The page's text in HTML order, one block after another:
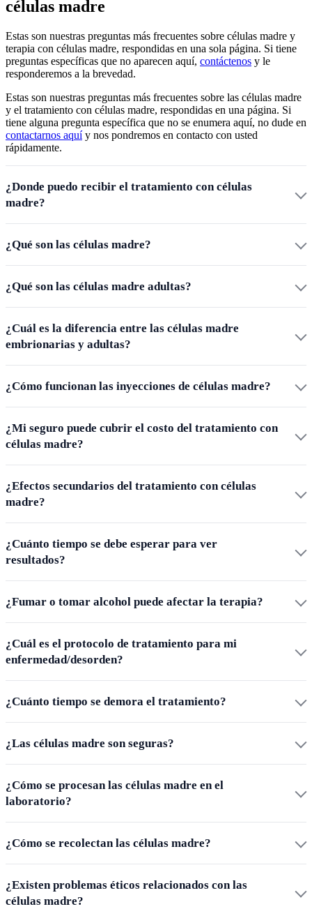
células madre
Estas son nuestras preguntas más frecuentes sobre células madre y
terapia con células madre, respondidas en una sola página. Si tiene
preguntas específicas que no aparecen aquí, contáctenos y le
responderemos a la brevedad.
Estas son nuestras preguntas más frecuentes sobre las células madre
y el tratamiento con células madre, respondidas en una página. Si
tiene alguna pregunta específica que no se enumera aquí, no dude en
contactarnos aquíy nos pondremos en contacto con usted
rápidamente.
¿Donde puedo recibir el tratamiento con células
madre?
¿Qué son las células madre?
¿Qué son las células madre adultas?
¿Cuál es la diferencia entre las células madre
embrionarias y adultas?
¿Cómo funcionan las inyecciones de células madre?
¿Mi seguro puede cubrir el costo del tratamiento con
células madre?
¿Efectos secundarios del tratamiento con células
madre?
¿Cuánto tiempo se debe esperar para ver
resultados?
¿Fumar o tomar alcohol puede afectar la terapia?
¿Cuál es el protocolo de tratamiento para mi
enfermedad/desorden?
¿Cuánto tiempo se demora el tratamiento?
¿Las células madre son seguras?
¿Cómo se procesan las células madre en el
laboratorio?
¿Cómo se recolectan las células madre?
¿Existen problemas éticos relacionados con las
células madre?